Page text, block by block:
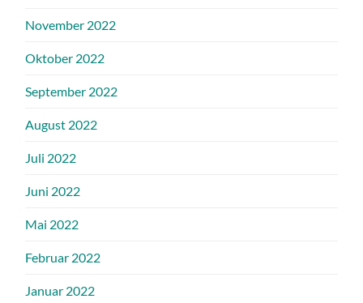
November 2022
Oktober 2022
September 2022
August 2022
Juli 2022
Juni 2022
Mai 2022
Februar 2022
Januar 2022